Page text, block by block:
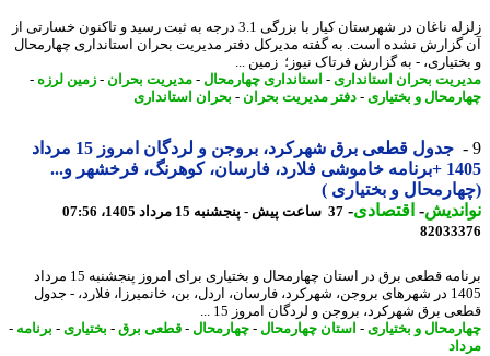
زلزله ناغان در شهرستان کیار با بزرگی 3.1 درجه به ثبت رسید و تاکنون خسارتی از
نشده است. به گفته مدیرکل دفتر مدیریت بحران استانداری چهارمحال
- به گزارش فرتاک نیوز؛ زمین ...
بحران استانداری- استانداری چهارمحال-مدیریت بحران- زمین لرزه -
و بختیاری- دفتر مدیریت بحران- بحران استانداری
جدول قطعی برق شهرکرد، بروجن و لردگان امروز 15 مرداد
1405 +برنامه خاموشی فلارد، فارسان، کوهرنگ، فرخشهر و...
و بختیاری )
-اقتصادی-37 ساعت پیش - پنجشنبه 15 مرداد 1405، 07:56
برنامه قطعی برق در استان چهارمحال و بختیاری برای امروز پنجشنبه 15 مرداد
1405 در شهرهای بروجن، شهرکرد، فارسان، اردل، بن، خانمیرزا، فلارد، - جدول
برق شهرکرد، بروجن و لردگان امروز 15 ...
و بختیاری- استان چهارمحال-چهارمحال-قطعی برق - بختیاری- برنامه -